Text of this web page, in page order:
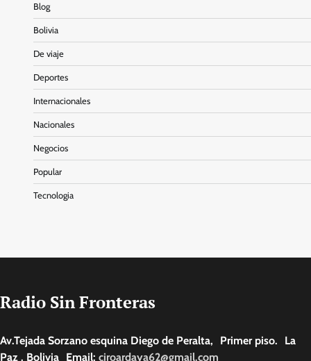
Blog
Bolivia
De viaje
Deportes
Internacionales
Nacionales
Negocios
Popular
Tecnologia
Radio Sin Fronteras
Av.Tejada Sorzano esquina Diego de Peralta, Primer piso. La
Paz . Bolivia Email: ciroardaya62@gmail.com